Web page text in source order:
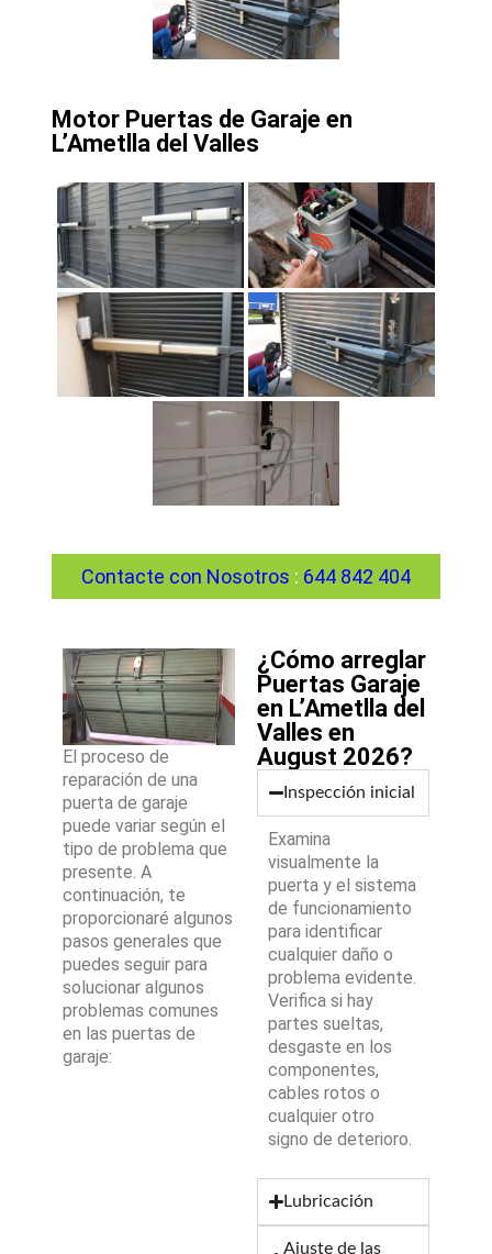
Motor Puertas de Garaje en
L’Ametlla del Valles
Contacte con Nosotros : 644 842 404
El proceso de
reparación de una
puerta de garaje
puede variar según el
tipo de problema que
presente. A
continuación, te
proporcionaré algunos
pasos generales que
puedes seguir para
solucionar algunos
problemas comunes
en las puertas de
garaje:
¿Cómo arreglar
Puertas Garaje
en L’Ametlla del
Valles en
August 2026?
Inspección inicial
Examina
visualmente la
puerta y el sistema
de funcionamiento
para identificar
cualquier daño o
problema evidente.
Verifica si hay
partes sueltas,
desgaste en los
componentes,
cables rotos o
cualquier otro
signo de deterioro.
Lubricación
Ajuste de las